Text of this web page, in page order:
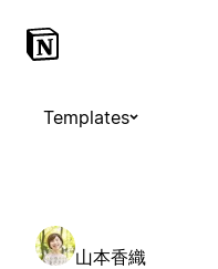
Templates
山本香織